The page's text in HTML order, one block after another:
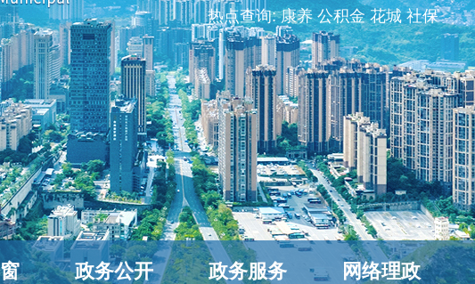
热点查询:康养 公积金 花城 社保
政务公开 政务服务 网络理政